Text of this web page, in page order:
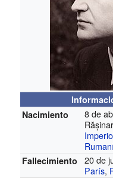
Nacimiento
8 de
Fallecimiento
20 de
París,